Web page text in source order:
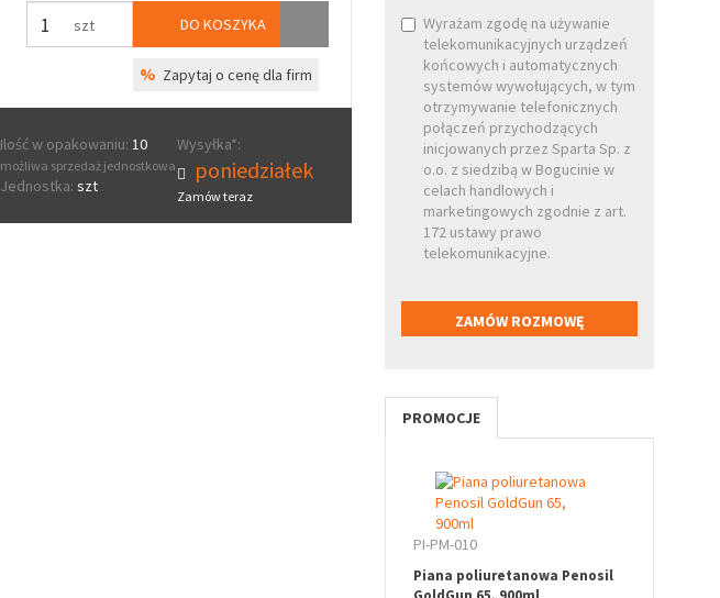
szt DO KOSZYKA
% Zapytaj o cenę dla firm
Ilość w opakowaniu: 10
możliwa sprzedaż jednostkowa
Jednostka: szt
Wysyłka*:
poniedziałek
Zamów teraz
Wyrażam zgodę na używanie
telekomunikacyjnych urządzeń
końcowych i automatycznych
systemów wywołujących, w tym
otrzymywanie telefonicznych
połączeń przychodzących
inicjowanych przez Sparta Sp. z
o.o. z siedzibą w Bogucinie w
celach handlowych i
marketingowych zgodnie z art.
172 ustawy prawo
telekomunikacyjne.
PROMOCJE
PI-PM-010
Piana poliuretanowa Penosil